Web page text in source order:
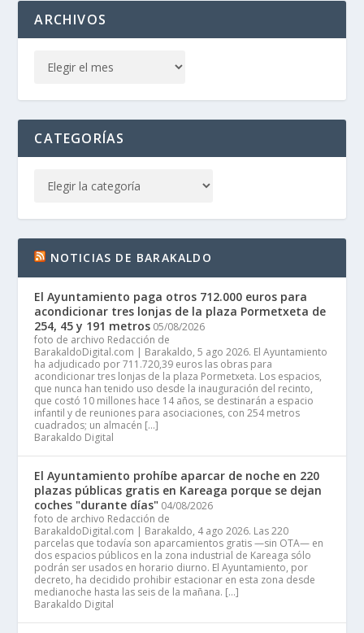
ARCHIVOS
CATEGORÍAS
NOTICIAS DE BARAKALDO
El Ayuntamiento paga otros 712.000 euros para
acondicionar tres lonjas de la plaza Pormetxeta de
254, 45 y 191 metros 05/08/2026
foto de archivo Redacción de
BarakaldoDigital.com | Barakaldo, 5 ago 2026. El Ayuntamiento
ha adjudicado por 711.720,39 euros las obras para
acondicionar tres lonjas de la plaza Pormetxeta. Los espacios,
que nunca han tenido uso desde la inauguración del recinto,
que costó 10 millones hace 14 años, se destinarán a espacio
infantil y de reuniones para asociaciones, con 254 metros
cuadrados; un almacén […]
Barakaldo Digital
El Ayuntamiento prohíbe aparcar de noche en 220
plazas públicas gratis en Kareaga porque se dejan
coches "durante días" 04/08/2026
foto de archivo Redacción de
BarakaldoDigital.com | Barakaldo, 4 ago 2026. Las 220
parcelas que todavía son aparcamientos gratis —sin OTA— en
dos espacios públicos en la zona industrial de Kareaga sólo
podrán ser usados en horario diurno. El Ayuntamiento, por
decreto, ha decidido prohibir estacionar en esta zona desde
medianoche hasta las seis de la mañana. […]
Barakaldo Digital